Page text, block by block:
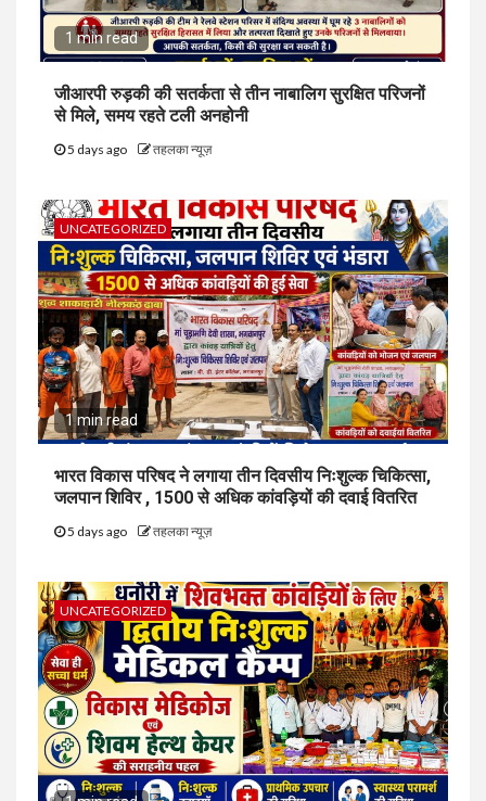
1 min read
जीआरपी रुड़की की सतर्कता से तीन नाबालिग सुरक्षित परिजनों
से मिले, समय रहते टली अनहोनी
5 days ago तहलका न्यूज़
UNCATEGORIZED
1 min read
भारत विकास परिषद ने लगाया तीन दिवसीय निःशुल्क चिकित्सा,
जलपान शिविर , 1500 से अधिक कांवड़ियों की दवाई वितरित
5 days ago तहलका न्यूज़
UNCATEGORIZED